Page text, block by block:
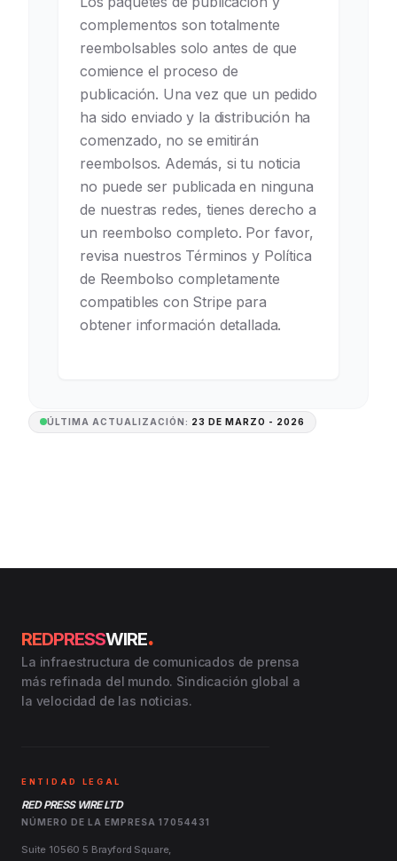
complementos son totalmente
reembolsables solo antes de que
comience el proceso de
publicación. Una vez que un pedido
ha sido enviado y la distribución ha
comenzado, no se emitirán
reembolsos. Además, si tu noticia
no puede ser publicada en ninguna
de nuestras redes, tienes derecho a
un reembolso completo. Por favor,
revisa nuestros Términos y Política
de Reembolso completamente
compatibles con Stripe para
obtener información detallada.
ÚLTIMA ACTUALIZACIÓN: 23 DE MARZO - 2026
REDPRESSWIRE.
La infraestructura de comunicados de prensa
más refinada del mundo. Sindicación global a
la velocidad de las noticias.
ENTIDAD LEGAL
RED PRESS WIRE LTD
NÚMERO DE LA EMPRESA 17054431
Suite 10560 5 Brayford Square,